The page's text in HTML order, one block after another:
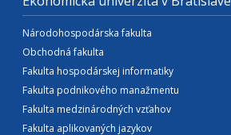
Národohospodárska fakulta
Obchodná fakulta
Fakulta hospodárskej informatiky
Fakulta podnikového manažmentu
Fakulta medzinárodných vzťahov
Fakulta aplikovaných jazykov